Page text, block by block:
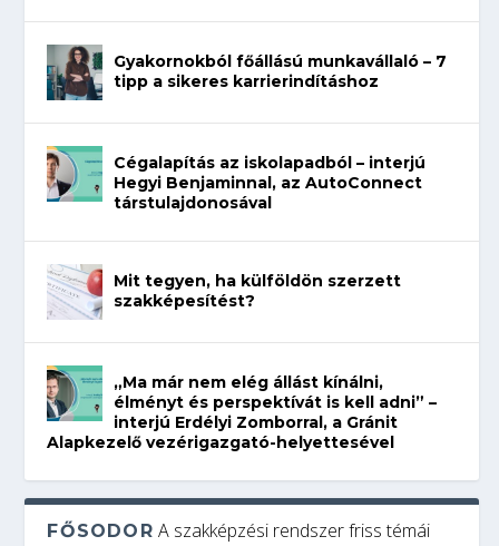
Gyakornokból főállású munkavállaló – 7
tipp a sikeres karrierindításhoz
Cégalapítás az iskolapadból – interjú
Hegyi Benjaminnal, az AutoConnect
társtulajdonosával
Mit tegyen, ha külföldön szerzett
szakképesítést?
„Ma már nem elég állást kínálni,
élményt és perspektívát is kell adni” –
interjú Erdélyi Zomborral, a Gránit
Alapkezelő vezérigazgató-helyettesével
FŐSODOR A szakképzési rendszer friss témái